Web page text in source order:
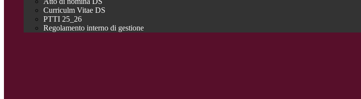
Curriculm Vitae DS
PTTI 25_26
Regolamento interno di gestione